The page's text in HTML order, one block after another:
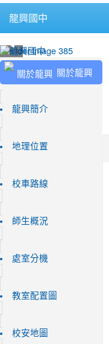
龍興國中
:::
關於龍興
龍興簡介
地理位置
校車路線
師生概況
處室分機
教室配置圖
校安地圖